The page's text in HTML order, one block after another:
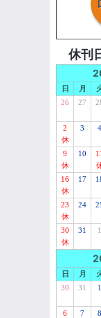
休刊
日 月
26
27
2
休
3 4
9
休
10
11
16
休
17
23
休
24
30
休
31 1
日 月
30
31 1
6
7 8